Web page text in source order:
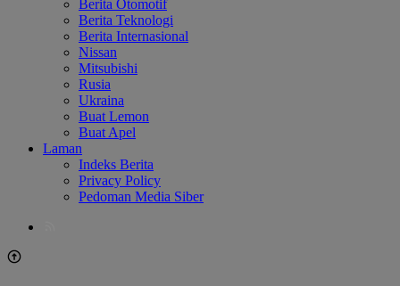
Berita Otomotif
Berita Teknologi
Berita Internasional
Nissan
Mitsubishi
Rusia
Ukraina
Buat Lemon
Buat Apel
Laman
Indeks Berita
Privacy Policy
Pedoman Media Siber